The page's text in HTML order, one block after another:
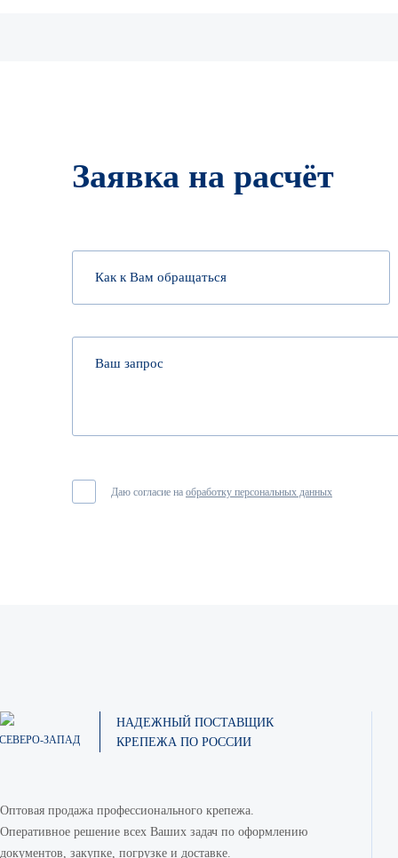
Заявка на расчёт
Даю согласие на обработку персональных данных
СЕВЕРО-ЗАПАД
НАДЕЖНЫЙ ПОСТАВЩИК
КРЕПЕЖА ПО РОССИИ
Оптовая продажа профессионального крепежа.
Оперативное решение всех Ваших задач по оформлению
документов, закупке, погрузке и доставке.